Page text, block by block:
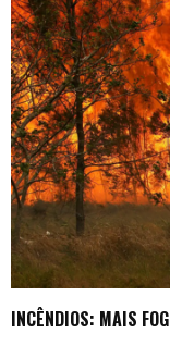
INCÊNDIOS: MAIS